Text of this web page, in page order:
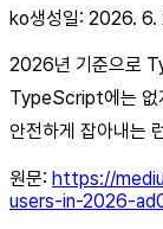
ko생성일: 2026. 6.
2026년 기준으로
TypeScript에는 없
안전하게 잡아내는
원문: https://
users-in-2026-